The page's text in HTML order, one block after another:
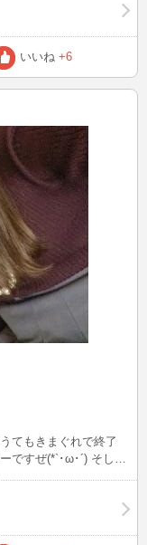
いいね +6
ぜ(*`･ω･´) そして
番( ´･ω･`)